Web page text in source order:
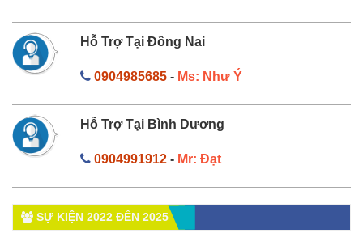
Hỗ Trợ Tại Đồng Nai
0904985685- Ms: Như Ý
Hỗ Trợ Tại Bình Dương
0904991912- Mr: Đạt
SỰ KIỆN 2022 ĐẾN 2025